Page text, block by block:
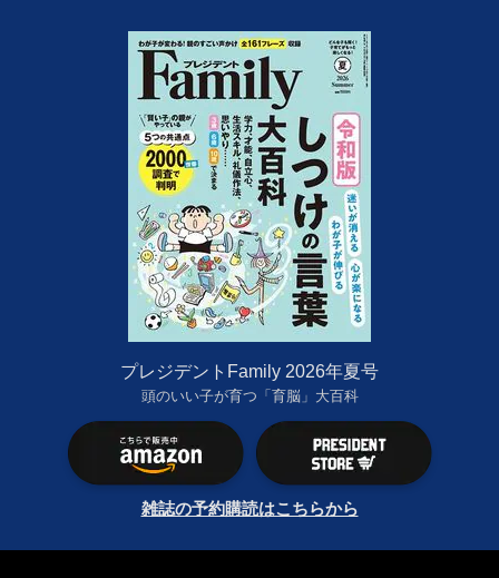
プレジデントFamily 2026年夏号
頭のいい子が育つ「育脳」大百科
雑誌の予約購読はこちらから